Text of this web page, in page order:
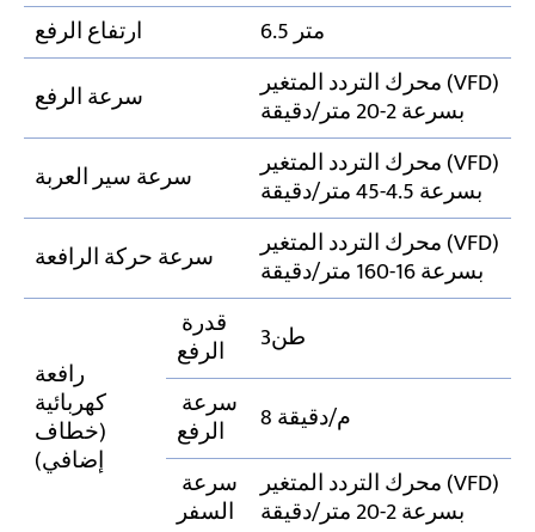
6.5 متر
محرك التردد المتغير (VFD)
بسرعة 2-20 متر/دقيقة
سرعة سير العربة
محرك التردد المتغير (VFD)
بسرعة 4.5-45 متر/دقيقة
سرعة حركة الرافعة
محرك التردد المتغير (VFD)
بسرعة 16-160 متر/دقيقة
رافعة
كهربائية
(خطاف
إضافي)
الرفع
3طن
الرفع
8 م/دقيقة
السفر
محرك التردد المتغير (VFD)
بسرعة 2-20 متر/دقيقة